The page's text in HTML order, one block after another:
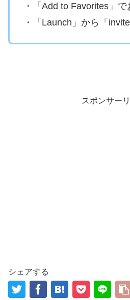
・「Add to Favorites」
・「Launch」から「
スポンサー
シェアする